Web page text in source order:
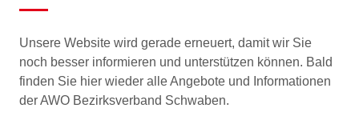
Unsere Website wird gerade erneuert, damit wir Sie
noch besser informieren und unterstützen können. Bald
finden Sie hier wieder alle Angebote und Informationen
der AWO Bezirksverband Schwaben.